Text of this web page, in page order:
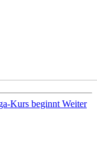
Kurs beginnt Weiter